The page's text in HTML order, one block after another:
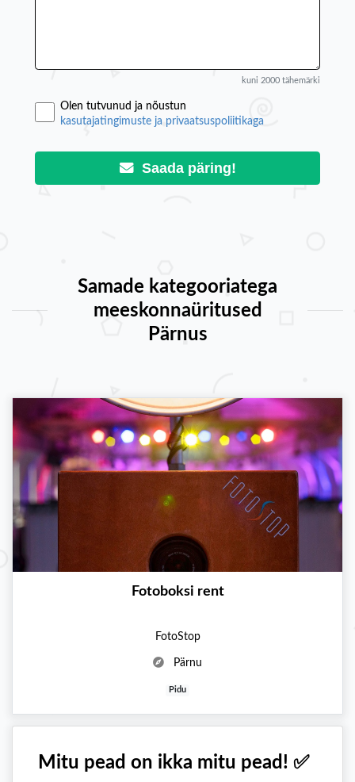
kuni 2000 tähemärki
Olen tutvunud ja nõustun
kasutajatingimuste ja privaatsuspoliitikaga
Saada päring!
Samade kategooriatega
meeskonnaüritused
Pärnus
Fotoboksi rent
FotoStop
Pärnu
Pidu
Mitu pead on ikka mitu pead! ✅